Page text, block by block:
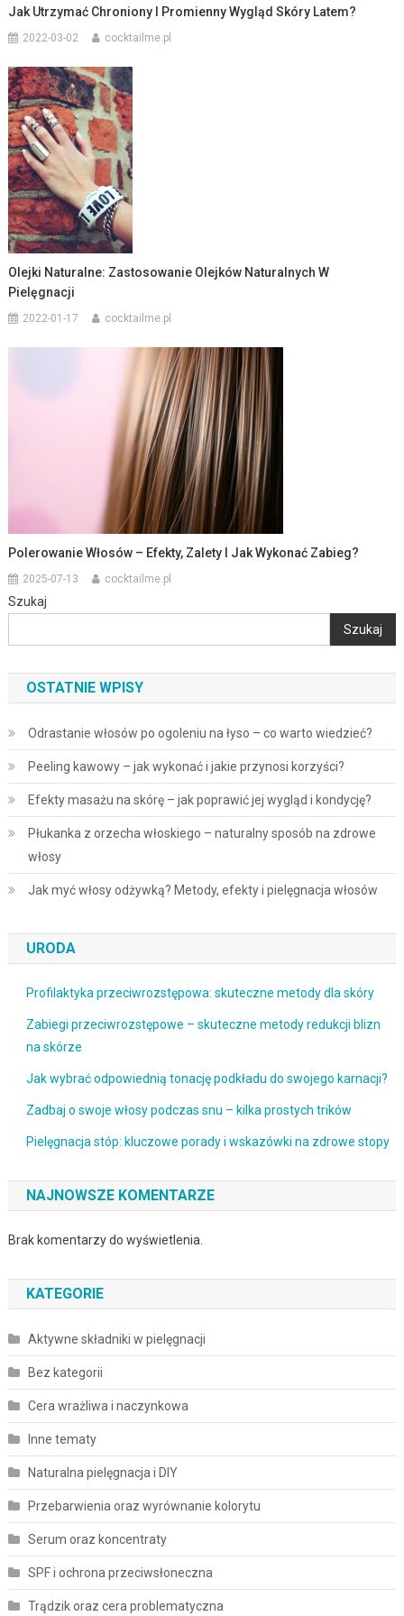
Jak Utrzymać Chroniony I Promienny Wygląd Skóry Latem?
2022-03-02 cocktailme.pl
Olejki Naturalne: Zastosowanie Olejków Naturalnych W
Pielęgnacji
2022-01-17 cocktailme.pl
Polerowanie Włosów – Efekty, Zalety I Jak Wykonać Zabieg?
2025-07-13 cocktailme.pl
Szukaj
Szukaj
OSTATNIE WPISY
Odrastanie włosów po ogoleniu na łyso – co warto wiedzieć?
Peeling kawowy – jak wykonać i jakie przynosi korzyści?
Efekty masażu na skórę – jak poprawić jej wygląd i kondycję?
Płukanka z orzecha włoskiego – naturalny sposób na zdrowe
włosy
Jak myć włosy odżywką? Metody, efekty i pielęgnacja włosów
URODA
Profilaktyka przeciwrozstępowa: skuteczne metody dla skóry
Zabiegi przeciwrozstępowe – skuteczne metody redukcji blizn
na skórze
Jak wybrać odpowiednią tonację podkładu do swojego karnacji?
Zadbaj o swoje włosy podczas snu – kilka prostych trików
Pielęgnacja stóp: kluczowe porady i wskazówki na zdrowe stopy
NAJNOWSZE KOMENTARZE
Brak komentarzy do wyświetlenia.
KATEGORIE
Aktywne składniki w pielęgnacji
Bez kategorii
Cera wrażliwa i naczynkowa
Inne tematy
Naturalna pielęgnacja i DIY
Przebarwienia oraz wyrównanie kolorytu
Serum oraz koncentraty
SPF i ochrona przeciwsłoneczna
Trądzik oraz cera problematyczna